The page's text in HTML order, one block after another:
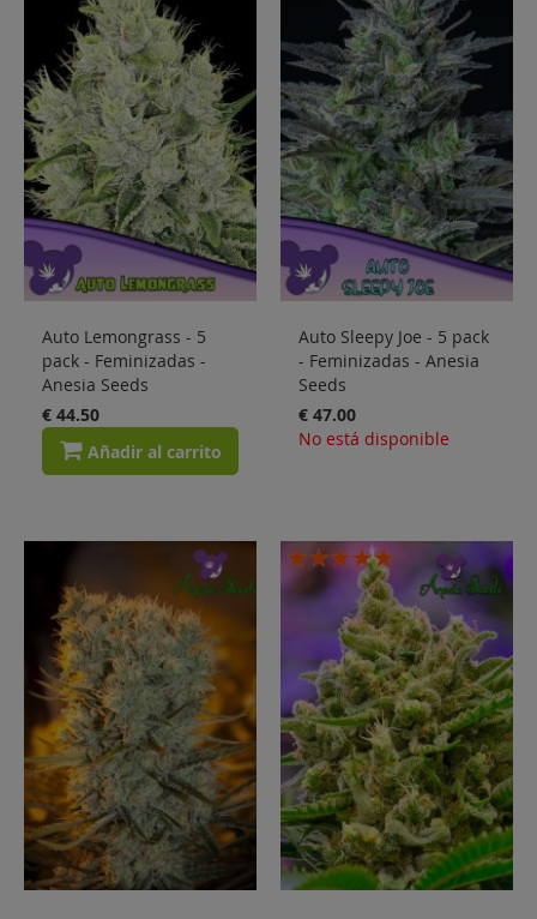
Auto Lemongrass - 5
pack - Feminizadas -
Anesia Seeds
€ 44.50
Añadir al carrito
Auto Sleepy Joe - 5 pack
- Feminizadas - Anesia
Seeds
€ 47.00
No está disponible
Valoración:
100%